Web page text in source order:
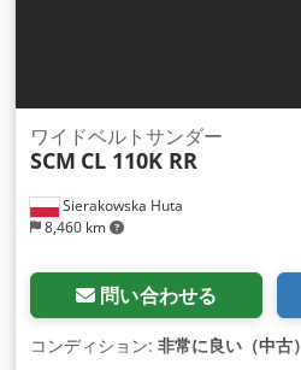
Sierakowska Huta
8,460 km
ワイドベルトサンダー
SCM CL 110K RR
問い合わせる
コンディション: 非常に良い（中古）